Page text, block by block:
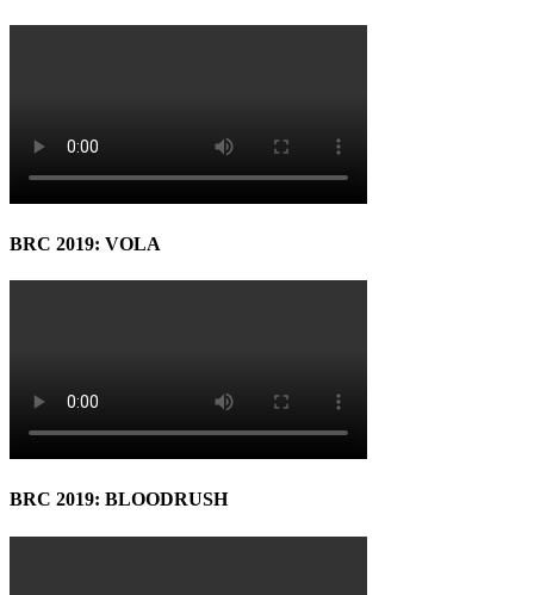
BRC 2019: VOLA
BRC 2019: BLOODRUSH